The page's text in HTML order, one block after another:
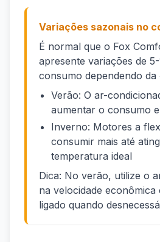
Variações sazonais no
É normal que o Fox
apresente variações de
consumo dependendo da
Verão: O ar-
aumentar o consumo
Inverno: Motores a
consumir mais até
temperatura ideal
Dica: No verão, utilize o
na velocidade econômica
ligado quando